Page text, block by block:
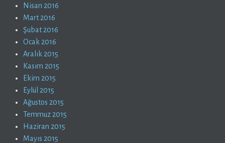
Nisan 2016
Mart 2016
Şubat 2016
Ocak 2016
Aralık 2015
Kasım 2015
Ekim 2015
Eylül 2015
Ağustos 2015
Temmuz 2015
Haziran 2015
Mayıs 2015